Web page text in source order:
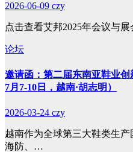
2026-06-09 czy
点击查看艾邦2025年会议与
论坛
邀请函：第二届东南亚鞋业
7月7-10日，越南·胡志明）
2026-03-24 czy
越南作为全球第三大鞋类生产
海防、…